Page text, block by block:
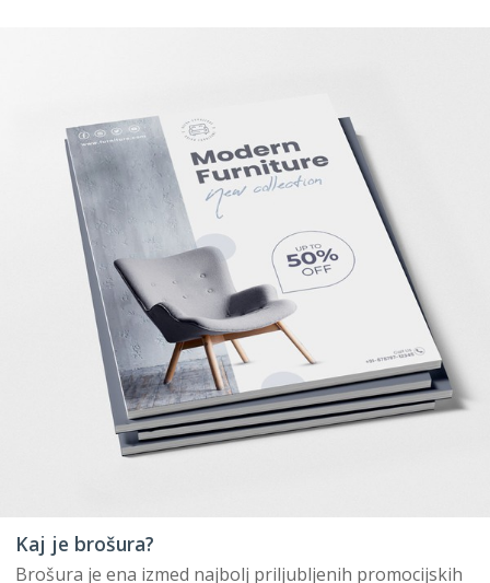
Kaj je brošura?
Brošura je ena izmed najbolj priljubljenih promocijskih